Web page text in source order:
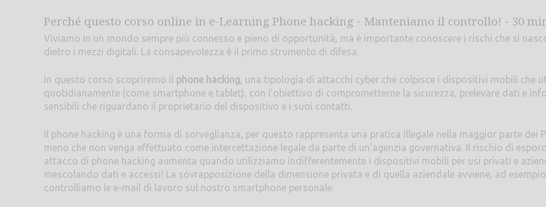
Perché questo corso online in e-Learning Phone hacking - Manteniamo il controllo! - 30
Viviamo in un mondo sempre più connesso e pieno di opportunità, ma è importante conoscere i rischi che si
dietro i mezzi digitali. La consapevolezza è il primo strumento di difesa.
In questo corso scopriremo il phone hacking, una tipologia di attacchi cyber che colpisce i dispositivi mobili che
quotidianamente (come smartphone e tablet), con l'obiettivo di comprometterne la sicurezza, prelevare dati e
sensibili che riguardano il proprietario del dispositivo e i suoi contatti.
Il phone hacking è una forma di sorveglianza, per questo rappresenta una pratica illegale nella maggior parte dei
meno che non venga effettuato come intercettazione legale da parte di un'agenzia governativa. Il rischio di
attacco di phone hacking aumenta quando utilizziamo indifferentemente i dispositivi mobili per usi privati e
mescolando dati e accessi! La sovrapposizione della dimensione privata e di quella aziendale avviene, ad
controlliamo le e-mail di lavoro sul nostro smartphone personale.